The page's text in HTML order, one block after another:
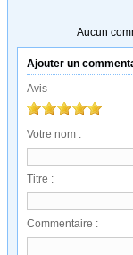
Aucun
Ajouter un
Avis
Votre nom :
Titre :
Commentaire :